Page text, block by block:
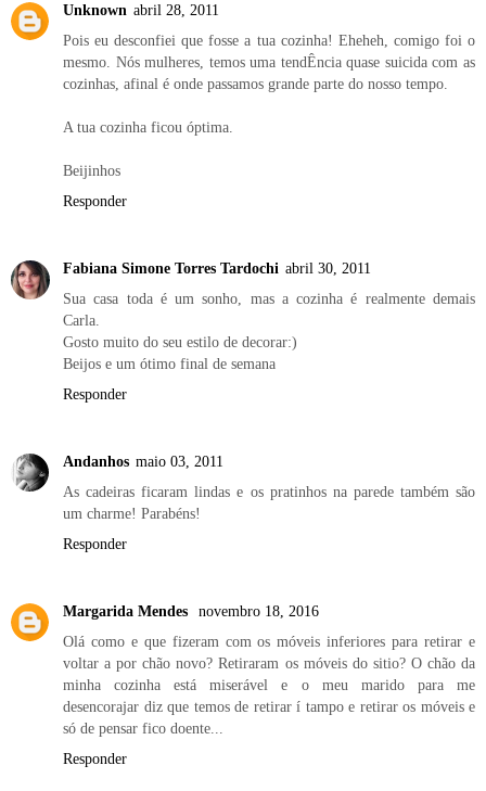
Unknown abril 28, 2011
Pois eu desconfiei que fosse a tua cozinha! Eheheh, comigo foi o
mesmo. Nós mulheres, temos uma tendÊncia quase suicida com as
cozinhas, afinal é onde passamos grande parte do nosso tempo.
A tua cozinha ficou óptima.
Beijinhos
Responder
Fabiana Simone Torres Tardochi abril 30, 2011
Sua casa toda é um sonho, mas a cozinha é realmente demais
Carla.
Gosto muito do seu estilo de decorar:)
Beijos e um ótimo final de semana
Responder
Andanhos maio 03, 2011
As cadeiras ficaram lindas e os pratinhos na parede também são
um charme! Parabéns!
Responder
Margarida Mendes
novembro 18, 2016
Olá como e que fizeram com os móveis inferiores para retirar e
voltar a por chão novo? Retiraram os móveis do sitio? O chão da
minha cozinha está miserável e o meu marido para me
desencorajar diz que temos de retirar í tampo e retirar os móveis e
só de pensar fico doente...
Responder